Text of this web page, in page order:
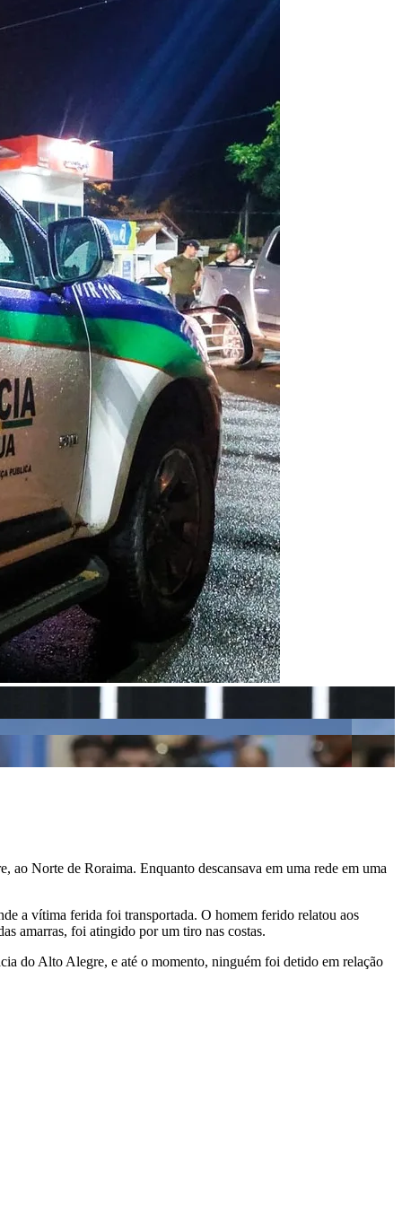
Norte de Roraima. Enquanto descansava em uma rede em uma
a vítima ferida foi transportada. O homem ferido relatou aos
amarras, foi atingido por um tiro nas costas.
do Alto Alegre, e até o momento, ninguém foi detido em relação